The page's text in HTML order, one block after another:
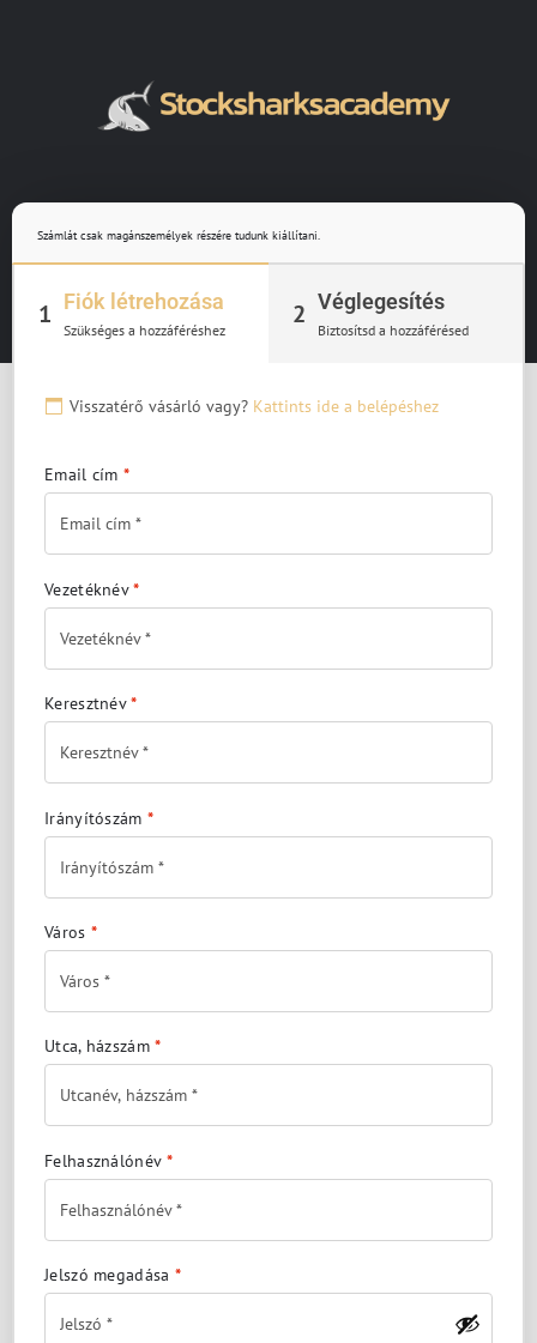
Számlát csak magánszemélyek részére tudunk kiállítani.
1 Fiók létrehozása
Szükséges a hozzáféréshez
2 Véglegesítés
Biztosítsd a hozzáférésed
Visszatérő vásárló vagy? Kattints ide a belépéshez
Email cím *
Vezetéknév*
Keresztnév*
Irányítószám *
Város *
Utca, házszám*
Felhasználónév *
Jelszó megadása *